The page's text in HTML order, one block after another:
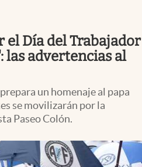
Uruguay
el Día del Trabajador
las advertencias al
un homenaje al papa
se movilizarán por la
Paseo Colón.